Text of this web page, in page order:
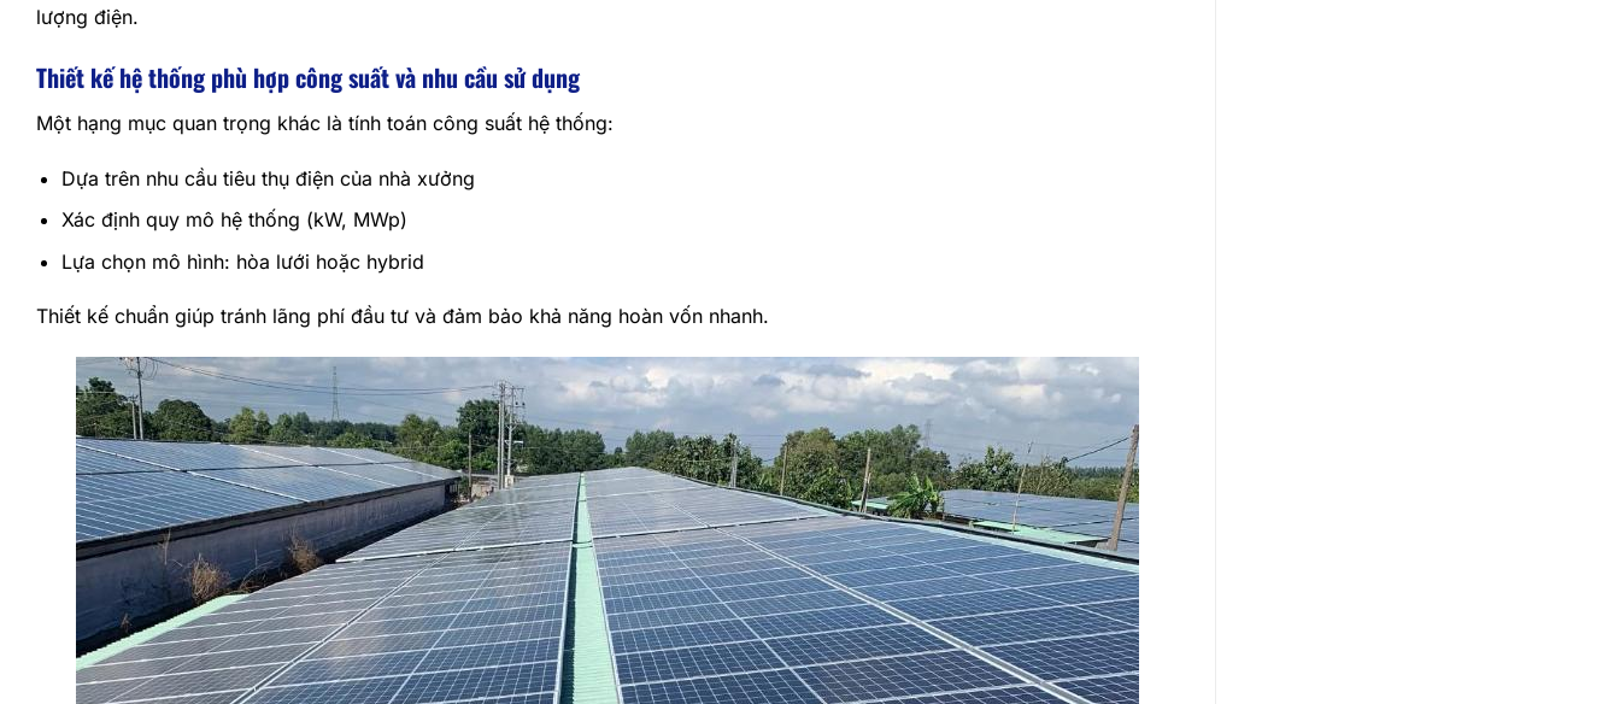
lượng điện.
Thiết kế hệ thống phù hợp công suất và nhu cầu sử dụng
Một hạng mục quan trọng khác là tính toán công suất hệ thống:
Dựa trên nhu cầu tiêu thụ điện của nhà xưởng
Xác định quy mô hệ thống (kW, MWp)
Lựa chọn mô hình: hòa lưới hoặc hybrid
Thiết kế chuẩn giúp tránh lãng phí đầu tư và đảm bảo khả năng hoàn vốn nhanh.